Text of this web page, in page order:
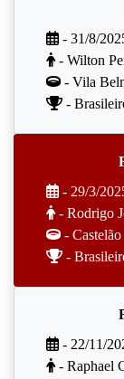
- 31/8/
- Wilton
- Vila
-
- 29/3/
- Rodrigo
- Castelão
-
- 22/11/
- Raphael